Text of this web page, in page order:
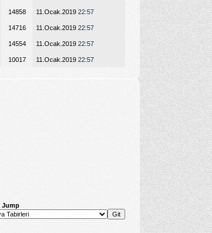
14858 11.Ocak.2019 22:57
14716 11.Ocak.2019 22:57
14554 11.Ocak.2019 22:57
10017 11.Ocak.2019 22:57
Jump